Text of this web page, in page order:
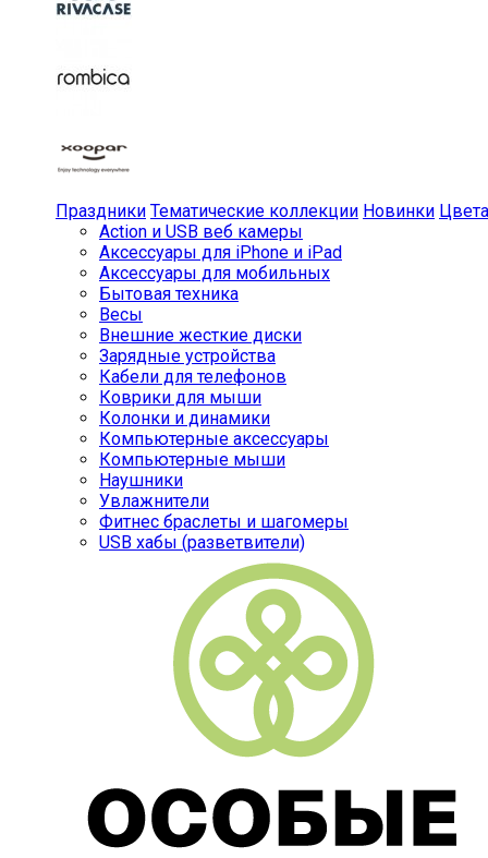
Праздники Тематические коллекции Новинки Цвета
Action и USB веб камеры
Аксессуары для iPhone и iPad
Аксессуары для мобильных
Бытовая техника
Весы
Внешние жесткие диски
Зарядные устройства
Кабели для телефонов
Коврики для мыши
Колонки и динамики
Компьютерные аксессуары
Компьютерные мыши
Наушники
Увлажнители
Фитнес браслеты и шагомеры
USB хабы (разветвители)